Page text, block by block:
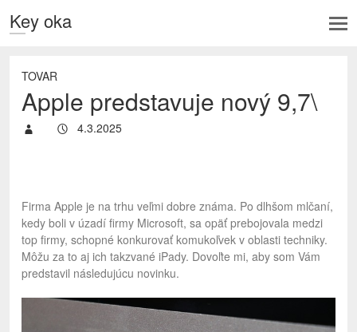
Key oka
TOVAR
Apple predstavuje nový 9,7\
4.3.2025
Firma Apple je na trhu veľmi dobre známa. Po dlhšom mlčaní,
kedy boli v úzadí firmy Microsoft, sa opäť prebojovala medzi
top firmy, schopné konkurovať komukoľvek v oblasti techniky.
Môžu za to aj ich takzvané iPady. Dovoľte mi, aby som Vám
predstavil následujúcu novinku.